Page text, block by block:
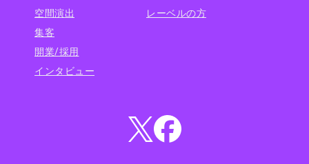
空間演出
集客
開業/採用
インタビュー
レーベルの方